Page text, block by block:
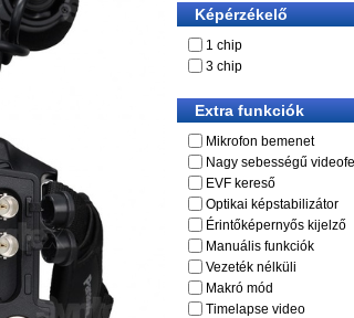
Képérzékelő
1 chip
3 chip
Extra funkciók
Mikrofon bemenet
Nagy sebességű
EVF kereső
Optikai képstabilizátor
Érintőképernyős kijelző
Manuális funkciók
Vezeték nélküli
Makró mód
Timelapse video